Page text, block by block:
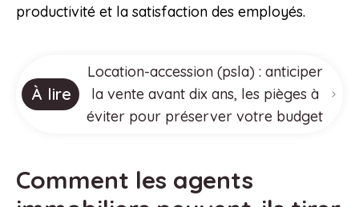
productivité et la satisfaction des employés.
À lire
Location-accession (psla) : anticiper
la vente avant dix ans, les pièges à
éviter pour préserver votre budget
Comment les agents